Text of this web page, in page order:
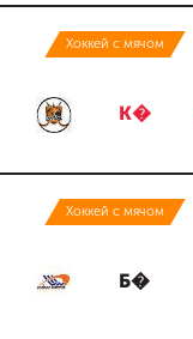
Хоккей с мячом
К�
Хоккей с мячом
Б�